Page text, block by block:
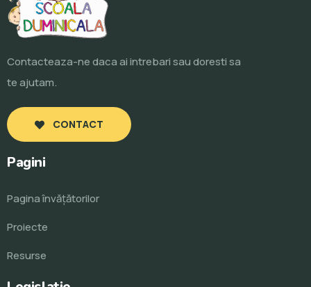
Contacteaza-ne daca ai intrebari sau doresti sa
te ajutam.
CONTACT
Pagini
Pagina învăţătorilor
Proiecte
Resurse